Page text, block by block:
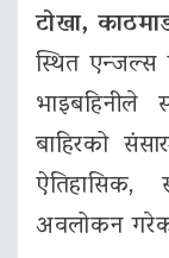
टोखा,
स्थित एन्जल्स
बाहिरको
ऐतिहासिक,
अवलोकन